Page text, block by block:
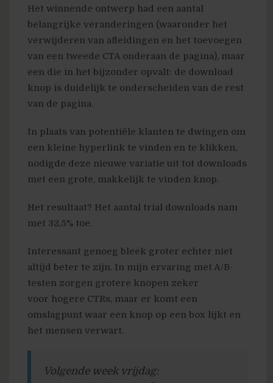
Het winnende ontwerp had een aantal
belangrijke veranderingen (waaronder het
verwijderen van afleidingen en het toevoegen
van een tweede CTA onderaan de pagina), maar
een die in het bijzonder opvalt: de download
knop is duidelijk te onderscheiden van de rest
van de pagina.
In plaats van potentiële klanten te dwingen om
een kleine hyperlink te vinden en te klikken,
nodigde deze nieuwe variatie uit tot downloads
met een grote, makkelijk te vinden knop.
Het resultaat? Het aantal trial downloads nam
met 32,5% toe.
Interessant genoeg bleek groter echter niet
altijd beter te zijn. In mijn ervaring met A/B-
testen zorgen grotere knopen zeker
voor hogere CTRs, maar er komt een
omslagpunt waar een knop op een box lijkt en
het mensen verwart.
Volgende week vrijdag: